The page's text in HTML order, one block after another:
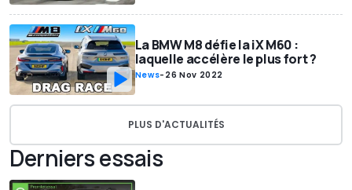
La BMW M8 défie la iX M60 :
laquelle accélère le plus fort ?
News- 26 Nov 2022
PLUS D'ACTUALITÉS
Derniers essais